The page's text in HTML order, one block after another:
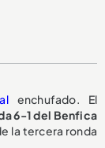
enchufado. El
6-1 del Benfica
la tercera ronda